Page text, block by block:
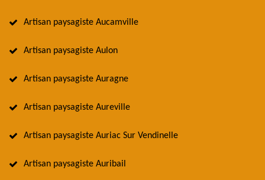
Artisan paysagiste Aucamville
Artisan paysagiste Aulon
Artisan paysagiste Auragne
Artisan paysagiste Aureville
Artisan paysagiste Auriac Sur Vendinelle
Artisan paysagiste Auribail